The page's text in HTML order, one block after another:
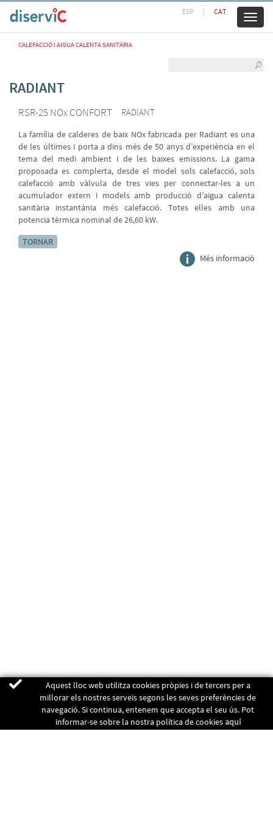
ESP | CAT
CALEFACCIÓ I AIGUA CALENTA SANITÀRIA
RADIANT
RSR-25 NOx CONFORT RADIANT
La família de calderes de baix NOx fabricada per Radiant es una
de les últimes i porta a dins més de 50 anys d’experiència en el
tema del medi ambient i de les baixes emissions. La gama
proposada es complerta, desde el model sols calefacció, sols
calefacció amb vàlvula de tres vies per connectar-les a un
acumulador extern i models amb producció d’aigua calenta
sanitària instantània més calefacció. Totes elles amb una
potencia tèrmica nominal de 26,60 kW.
TORNAR
Més informació
Aquest lloc web utilitza cookies pròpies i de tercers per a
millorar els nostres serveis segons les seves preferències de
navegació. Si continua, entenem que accepta el seu ús. Pot
informar-se sobre la nostra política de cookies aquí